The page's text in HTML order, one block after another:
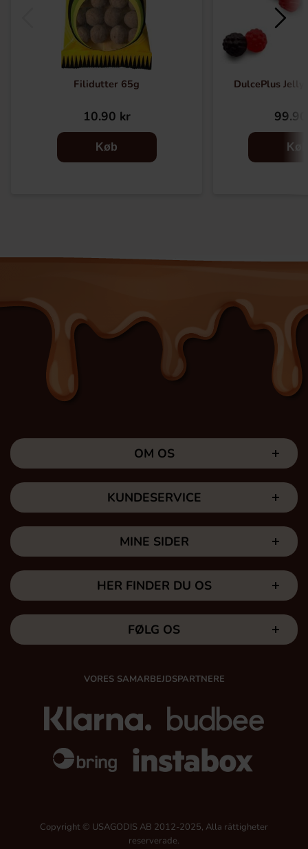
Filidutter 65g
10.90 kr
Køb
DulcePlus
Køb
OM OS
KUNDESERVICE
MINE SIDER
HER FINDER DU OS
FØLG OS
VORES SAMARBEJDSPARTNERE
Copyright © USAGODIS AB 2012-2025, Alla rättigheter
reserverade.